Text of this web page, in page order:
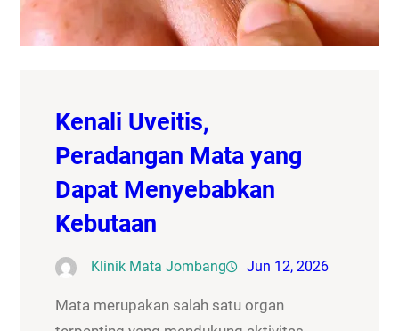
Kenali Uveitis,
Peradangan Mata yang
Dapat Menyebabkan
Kebutaan
Klinik Mata Jombang Jun 12, 2026
Mata merupakan salah satu organ